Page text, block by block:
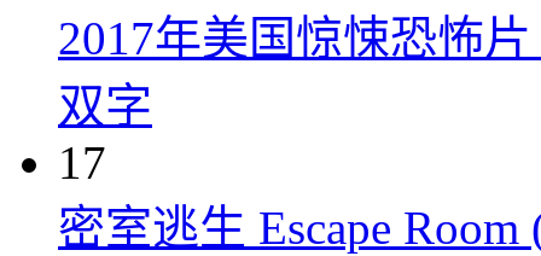
2017年美国惊悚恐怖
双字
17
密室逃生 Escape Room